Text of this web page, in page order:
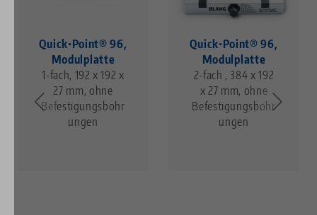
Quick•Point® 96,
Modulplatte
1-fach, 192 x 192 x
27 mm, ohne
Befestigungsbohr
ungen
Quick•Point® 96,
Modulplatte
2-fach , 384 x 192
x 27 mm, ohne
Befestigungsbohr
ungen